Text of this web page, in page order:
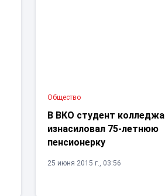
Общество
В ВКО студент колледжа
изнасиловал 75-летнюю
пенсионерку
25 июня 2015 г., 03:56